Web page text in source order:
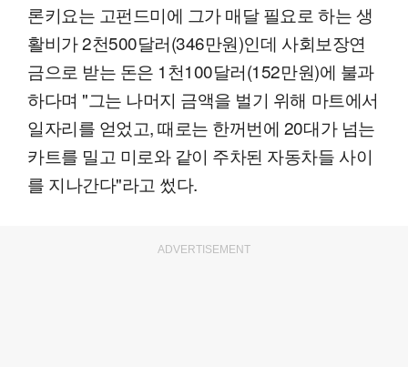
론키요는 고펀드미에 그가 매달 필요로 하는 생
활비가 2천500달러(346만원)인데 사회보장연
금으로 받는 돈은 1천100달러(152만원)에 불과
하다며 "그는 나머지 금액을 벌기 위해 마트에서
일자리를 얻었고, 때로는 한꺼번에 20대가 넘는
카트를 밀고 미로와 같이 주차된 자동차들 사이
를 지나간다"라고 썼다.
ADVERTISEMENT